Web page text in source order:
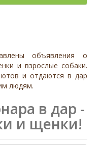
Крупный
объявления о
и взрослые собаки.
и отдаются в дар
людям.
в дар -
и щенки!